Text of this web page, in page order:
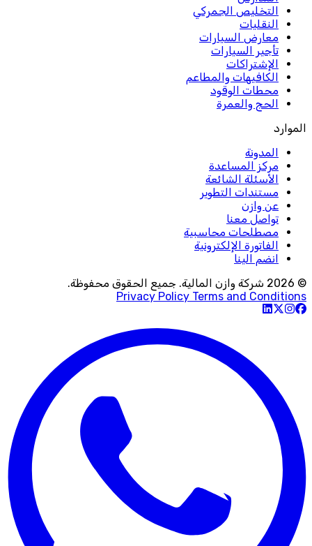
التخليص الجمركي
النقليات
معارض السيارات
تأجير السيارات
الإشتراكات
الكافيهات والمطاعم
محطات الوقود
الحج والعمرة
الموارد
المدونة
مركز المساعدة
الأسئلة الشائعة
مستندات التطوير
عن وازن
تواصل معنا
مصطلحات محاسبية
الفاتورة الإلكترونية
انضم الينا
© 2026 شركة وازن المالية. جميع الحقوق محفوظة.
Privacy Policy Terms and Conditions